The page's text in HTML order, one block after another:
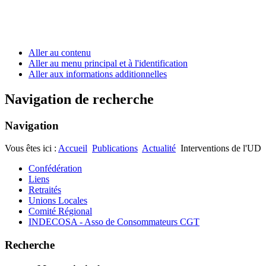
Aller au contenu
Aller au menu principal et à l'identification
Aller aux informations additionnelles
Navigation de recherche
Navigation
Vous êtes ici : Accueil Publications Actualité Interventions de l'UD
Confédération
Liens
Retraités
Unions Locales
Comité Régional
INDECOSA - Asso de Consommateurs CGT
Recherche